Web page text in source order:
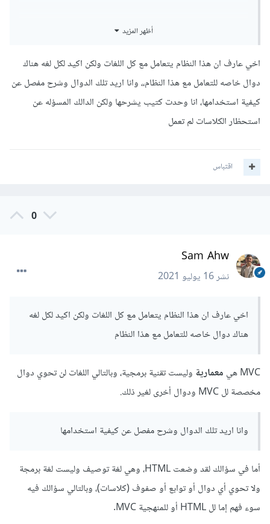
فيما يلي بعض الإجابات على سؤالك سابقاً:
أظهر المزيد
اخي عارف ان هذا النظام يتعامل مع كل اللغات ولكن اكيد لكل لغه هناك
دوال خاصه للتعامل مع هذا النظام،، وانا اريد تلك الدوال وشرح مفصل عن
كيفية استخدامها، انا وحدت كتيب يشرحها ولكن الدالك المسؤله عن
استحظار الكلاسات لم تعمل
اقتباس
0
Sam Ahw
نشر16 يوليو 2021
اخي عارف ان هذا النظام يتعامل مع كل اللغات ولكن اكيد لكل لغه
هناك دوال خاصه للتعامل مع هذا النظام
MVC هي معمارية وليست تقنية برمجية، وبالتالي اللغات لن تحوي دوال
مخصصة لل MVC ودوال أخرى لغير ذلك.
وانا اريد تلك الدوال وشرح مفصل عن كيفية استخدامها
أما في سؤالك لقد وضعت HTML، وهي لغة توصيف وليست لغة برمجة
ولا تحوي أي دوال أو توابع أو صفوف (كلاسات)، وبالتالي سؤالك فيه
سوء فهم إما لل HTML أو للمنهجية MVC.